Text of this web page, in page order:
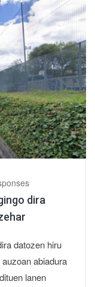
dira
datozen hiru
abiadura
lanen